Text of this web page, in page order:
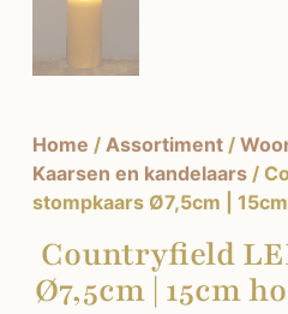
Home / Assortiment/
Kaarsen en kandelaars/
stompkaars Ø7,5cm |
Countryfield
Ø7,5cm | 15cm